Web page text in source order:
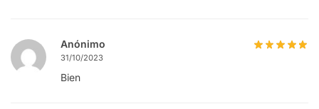
Anónimo
31/10/2023
Bien